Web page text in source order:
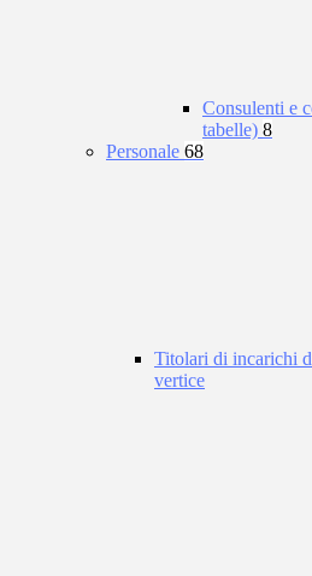
Consulenti e
tabelle) 8
Personale 68
Titolari di incarichi
vertice